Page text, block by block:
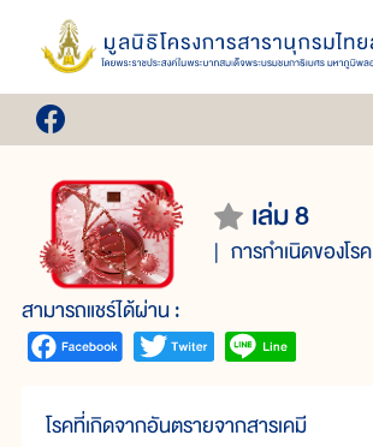
เล่ม 8
การกำเนิดของโรค
สามารถแชร์ได้ผ่าน :
โรคที่เกิดจากอันตรายจากสารเคมี